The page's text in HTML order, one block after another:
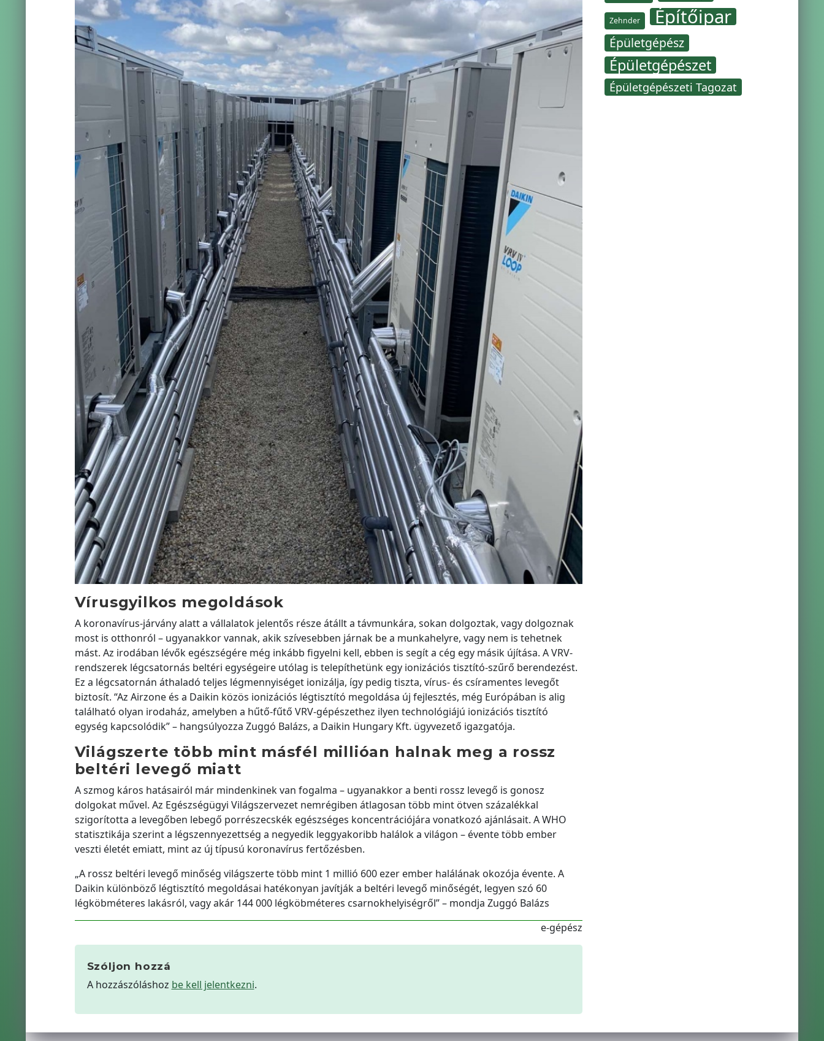
Vírusgyilkos megoldások
A koronavírus-járvány alatt a vállalatok jelentős része átállt a távmunkára, sokan dolgoztak, vagy dolgoznak
most is otthonról – ugyanakkor vannak, akik szívesebben járnak be a munkahelyre, vagy nem is tehetnek
mást. Az irodában lévők egészségére még inkább figyelni kell, ebben is segít a cég egy másik újítása. A VRV-
rendszerek légcsatornás beltéri egységeire utólag is telepíthetünk egy ionizációs tisztító-szűrő berendezést.
Ez a légcsatornán áthaladó teljes légmennyiséget ionizálja, így pedig tiszta, vírus- és csíramentes levegőt
biztosít. “Az Airzone és a Daikin közös ionizációs légtisztító megoldása új fejlesztés, még Európában is alig
található olyan irodaház, amelyben a hűtő-fűtő VRV-gépészethez ilyen technológiájú ionizációs tisztító
egység kapcsolódik” – hangsúlyozza Zuggó Balázs, a Daikin Hungary Kft. ügyvezető igazgatója.
Világszerte több mint másfél millióan halnak meg a rossz
beltéri levegő miatt
A szmog káros hatásairól már mindenkinek van fogalma – ugyanakkor a benti rossz levegő is gonosz
dolgokat művel. Az Egészségügyi Világszervezet nemrégiben átlagosan több mint ötven százalékkal
szigorította a levegőben lebegő porrészecskék egészséges koncentrációjára vonatkozó ajánlásait. A WHO
statisztikája szerint a légszennyezettség a negyedik leggyakoribb halálok a világon – évente több ember
veszti életét emiatt, mint az új típusú koronavírus fertőzésben.
„A rossz beltéri levegő minőség világszerte több mint 1 millió 600 ezer ember halálának okozója évente. A
Daikin különböző légtisztító megoldásai hatékonyan javítják a beltéri levegő minőségét, legyen szó 60
légköbméteres lakásról, vagy akár 144 000 légköbméteres csarnokhelyiségről” – mondja Zuggó Balázs
e-gépész
Szóljon hozzá
A hozzászóláshoz be kell jelentkezni.
Zehnder Építőipar
Épületgépész
Épületgépészet
Épületgépészeti Tagozat